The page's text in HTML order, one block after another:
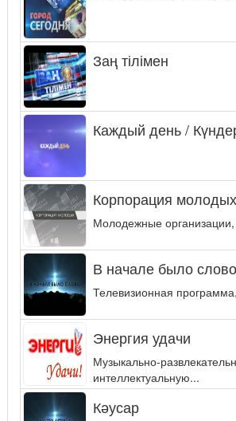
Заң тілімен
Каждый день /
Корпорация
Молодежные
В начале было
Телевизионная
Энергия удачи
Музыкально-
интеллектуальную...
Кәусар